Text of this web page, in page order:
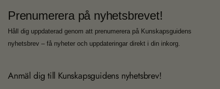
Prenumerera på nyhetsbrevet!
Håll dig uppdaterad genom att prenumerera på Kunskapsguidens
nyhetsbrev – få nyheter och uppdateringar direkt i din inkorg.
Anmäl dig till Kunskapsguidens nyhetsbrev!